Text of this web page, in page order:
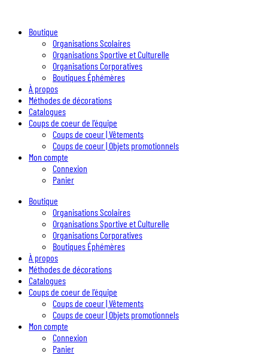
Boutique
Organisations Scolaires
Organisations Sportive et Culturelle
Organisations Corporatives
Boutiques Éphémères
À propos
Méthodes de décorations
Catalogues
Coups de coeur de l’équipe
Coups de coeur | Vêtements
Coups de coeur | Objets promotionnels
Mon compte
Connexion
Panier
Boutique
Organisations Scolaires
Organisations Sportive et Culturelle
Organisations Corporatives
Boutiques Éphémères
À propos
Méthodes de décorations
Catalogues
Coups de coeur de l’équipe
Coups de coeur | Vêtements
Coups de coeur | Objets promotionnels
Mon compte
Connexion
Panier